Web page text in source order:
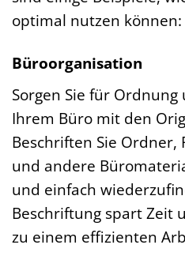
optimal nutzen können:
Büroorganisation
Sorgen Sie für
Ihrem Büro mit den
Beschriften Sie Ordner,
und andere
und einfach
Beschriftung spart Zeit
zu einem effizienten